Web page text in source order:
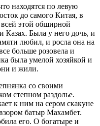
находятся по левую
до самого Китая, в
этой обширной
Казах. Была у него дочь, и
любил, и росла она на
больше розовела и
была умелой хозяйкой и
и жили.
со своими
степном раздолье.
к ним на сером скакуне
батыр Махамбет.
его. О богатыре и